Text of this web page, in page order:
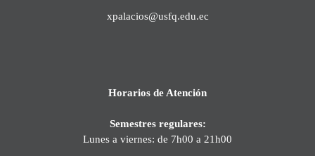
xpalacios@usfq.edu.ec
Horarios de Atención
Semestres regulares:
Lunes a viernes: de 7h00 a 21h00